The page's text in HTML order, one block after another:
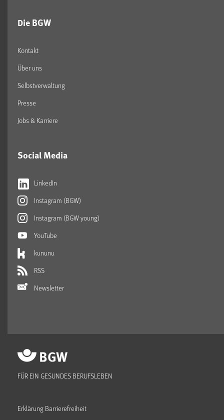
Die BGW
Kontakt
Über uns
Selbstverwaltung
Presse
Jobs & Karriere
Social Media
LinkedIn
Instagram (BGW)
Instagram (BGW young)
YouTube
kununu
RSS
Newsletter
FÜR EIN GESUNDES BERUFSLEBEN
Erklärung Barrierefreiheit